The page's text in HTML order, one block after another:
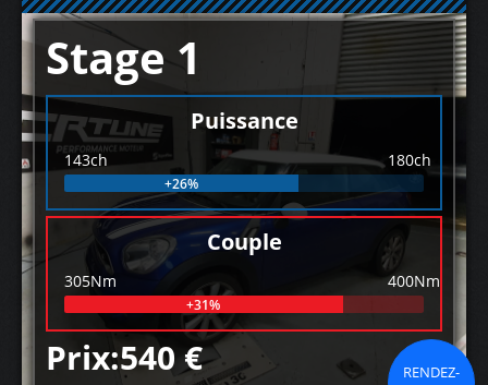
Stage 1
Puissance
143ch 180ch
+26%
Couple
305Nm 400Nm
+31%
Prix:540 €
RENDEZ-